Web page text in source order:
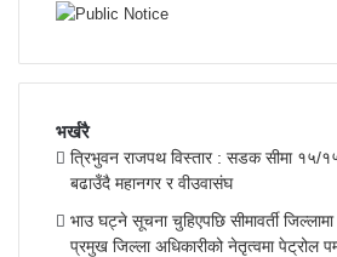
भर्खरै
त्रिभुवन राजपथ विस्तार : सडक सीमा १५/
बढाउँदै महानगर र वीउवासंघ
भाउ घट्ने सूचना चुहिएपछि सीमावर्ती
प्रमुख जिल्ला अधिकारीको नेतृत्वमा पेट्रोल